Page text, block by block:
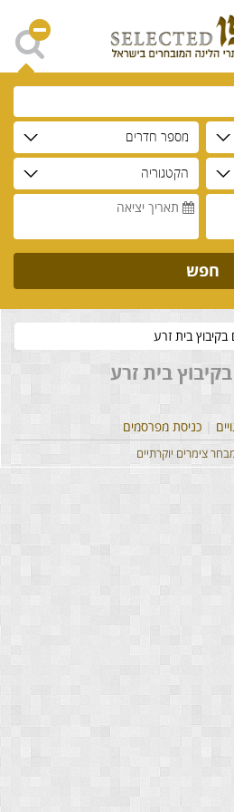
מספר חדרים
הקטגוריה
תאריך יציאה
חפש
בקיבוץ בית זרע
בית זרע
כניסת מפרסמים
צימרים יוקרתיים